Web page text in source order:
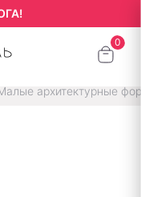
архитектурные